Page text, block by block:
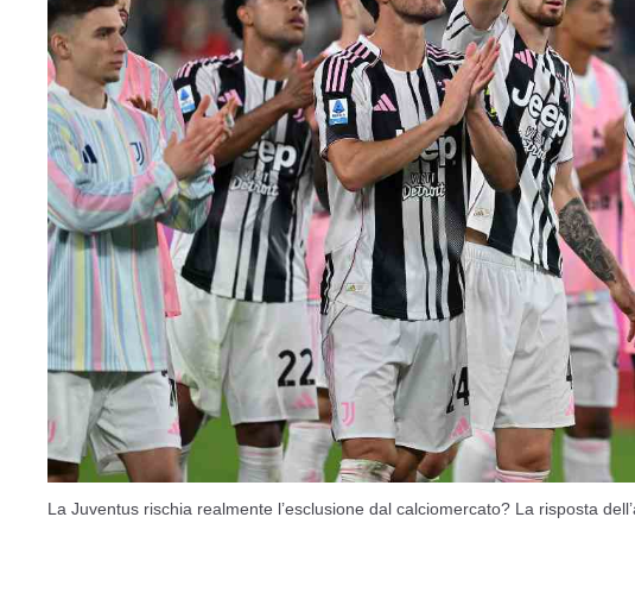
La Juventus rischia realmente l’esclusione dal calciomercato? La risposta